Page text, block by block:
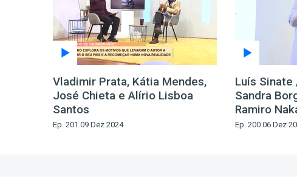
Vladimir Prata, Kátia Mendes,
José Chieta e Alírio Lisboa
Santos
Ep. 201 09 Dez 2024
Luís Sinate
Sandra
Ramiro
Ep. 200 06 Dez